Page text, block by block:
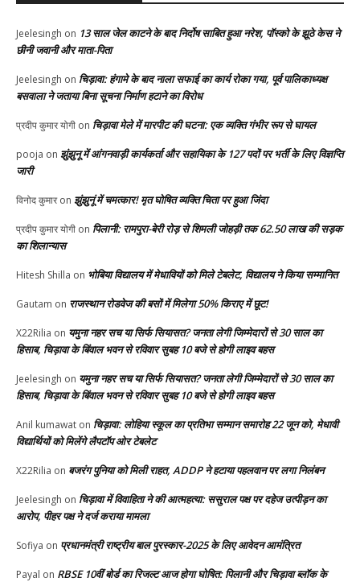
Jeelesingh on 13 साल जेल काटने के बाद निर्दोष साबित हुआ नरेश, पॉस्को के झूठे केस ने
छीनी जवानी और माता-पिता
Jeelesingh on चिड़ावा: हंगामे के बाद नाला सफाई का कार्य रोका गया, पूर्व पालिकाध्यक्ष
बसवाला ने जताया बिना सूचना निर्माण हटाने का विरोध
प्रदीप कुमार योगी on चिड़ावा मेले में मारपीट की घटना: एक व्यक्ति गंभीर रूप से घायल
pooja on झुंझुनू में आंगनवाड़ी कार्यकर्ता और सहायिका के 127 पदों पर भर्ती के लिए विज्ञप्ति
जारी
विनोद कुमारon झुंझुनूं में चमत्कार! मृत घोषित व्यक्ति चिता पर हुआ जिंदा
प्रदीप कुमार योगी on पिलानी: रामपुरा-बेरी रोड़ से शिमली जोहड़ी तक 62.50 लाख की सड़क
का शिलान्यास
Hitesh Shilla on भोबिया विद्यालय में मेधावियों को मिले टेबलेट, विद्यालय ने किया सम्मानित
Gautam on राजस्थान रोडवेज की बसों में मिलेगा 50% किराए में छूट!
X22Rilia on यमुना नहर सच या सिर्फ सियासत? जनता लेगी जिम्मेदारों से 30 साल का
हिसाब, चिड़ावा के बिंवाल भवन से रविवार सुबह 10 बजे से होगी लाइव बहस
Jeelesingh on यमुना नहर सच या सिर्फ सियासत? जनता लेगी जिम्मेदारों से 30 साल का
हिसाब, चिड़ावा के बिंवाल भवन से रविवार सुबह 10 बजे से होगी लाइव बहस
Anil kumawat on चिड़ावा: लोहिया स्कूल का प्रतिभा सम्मान समारोह 22 जून को, मेधावी
विद्यार्थियों को मिलेंगे लैपटॉप ओर टेबलेट
X22Rilia on बजरंग पुनिया को मिली राहत, ADDP ने हटाया पहलवान पर लगा निलंबन
Jeelesingh on चिड़ावा में विवाहिता ने की आत्महत्या: ससुराल पक्ष पर दहेज उत्पीड़न का
आरोप, पीहर पक्ष ने दर्ज कराया मामला
Sofiya on प्रधानमंत्री राष्ट्रीय बाल पुरस्कार-2025 के लिए आवेदन आमंत्रित
Payal on RBSE 10वीं बोर्ड का रिजल्ट आज होगा घोषित: पिलानी और चिड़ावा ब्लॉक के